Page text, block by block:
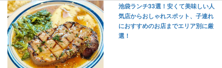
池袋ランチ33選！安くて美味しい人
気店からおしゃれスポット、子連れ
におすすめのお店までエリア別に厳
選！